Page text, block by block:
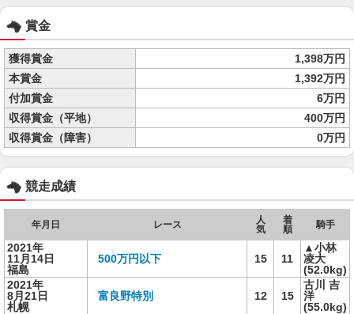
賞金
獲得賞金
1,398万円
本賞金
1,392万円
付加賞金
6万円
収得賞金（平地）
400万円
収得賞金（障害）
0万円
競走成績
年月日 レース
人
気
着
順
騎手
2021年
11月14日
福島
500万円以下 15 11
▲小林
凌大
(52.0kg)
2021年
8月21日
札幌
富良野特別 12 15
古川 吉
洋
(55.0kg)